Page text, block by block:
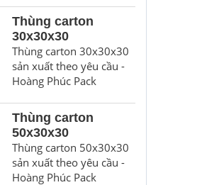
Thùng carton
30x30x30
Thùng carton 30x30x30
sản xuất theo yêu cầu -
Hoàng Phúc Pack
Thùng carton
50x30x30
Thùng carton 50x30x30
sản xuất theo yêu cầu -
Hoàng Phúc Pack